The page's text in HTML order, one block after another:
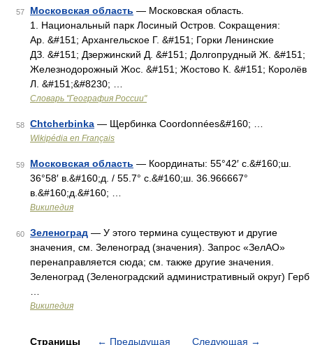
57 Московская область — Московская область.
1. Национальный парк Лосиный Остров. Сокращения:
Ар. &#151; Архангельское Г. &#151; Горки Ленинские
ДЗ. &#151; Дзержинский Д. &#151; Долгопрудный Ж. &#151;
Железнодорожный Жос. &#151; Жостово К. &#151; Королёв
Л. &#151;&#8230; …
Словарь "География России"
58 Chtcherbinka — Щербинка Coordonnées&#160; …
Wikipédia en Français
59 Московская область — Координаты: 55°42′ с.&#160;ш.
36°58′ в.&#160;д. / 55.7° с.&#160;ш. 36.966667°
в.&#160;д.&#160; …
Википедия
60 Зеленоград — У этого термина существуют и другие
значения, см. Зеленоград (значения). Запрос «ЗелАО»
перенаправляется сюда; см. также другие значения.
Зеленоград (Зеленоградский административный округ) Герб
Википедия
Страницы ← Предыдущая Следующая →